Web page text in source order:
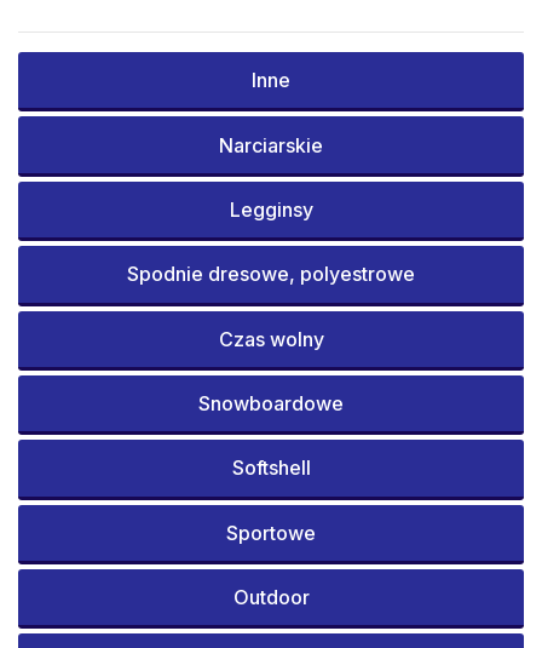
Inne
Narciarskie
Legginsy
Spodnie dresowe, polyestrowe
Czas wolny
Snowboardowe
Softshell
Sportowe
Outdoor